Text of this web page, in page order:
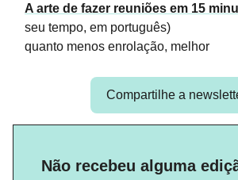
A arte de fazer reuniões em 15
seu tempo, em português)
quanto menos enrolação, melhor
Compartilhe a
Não recebeu alguma